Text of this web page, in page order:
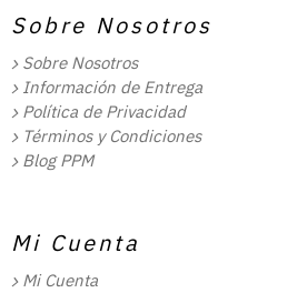
Sobre Nosotros
Sobre Nosotros
Información de Entrega
Política de Privacidad
Términos y Condiciones
Blog PPM
Mi Cuenta
Mi Cuenta